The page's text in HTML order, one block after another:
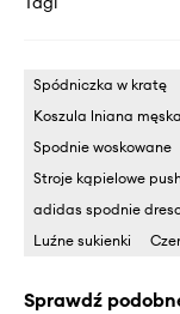
Spódniczka w kratę
Koszula lniana męska
Spodnie woskowane
Stroje kąpielowe
adidas spodnie
Luźne sukienki
Sprawdź